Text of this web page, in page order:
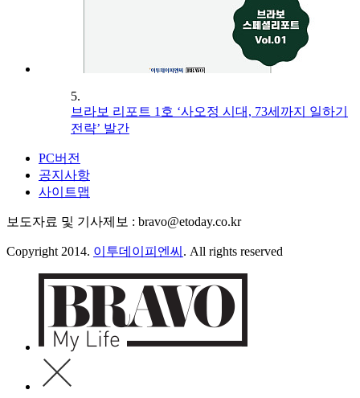
5.
브라보 리포트 1호 ‘사오정 시대, 73세까지 일하기
전략’ 발간
PC버전
공지사항
사이트맵
보도자료 및 기사제보 : bravo@etoday.co.kr
Copyright 2014. 이투데이피엔씨 . All rights reserved